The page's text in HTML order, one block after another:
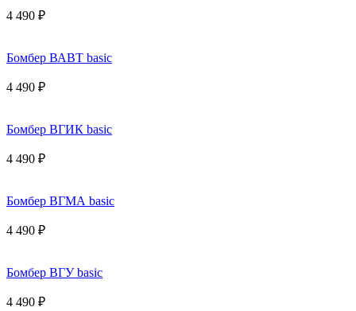
4 490 ₽
Бомбер ВАВТ basic
4 490 ₽
Бомбер ВГИК basic
4 490 ₽
Бомбер ВГМА basic
4 490 ₽
Бомбер ВГУ basic
4 490 ₽